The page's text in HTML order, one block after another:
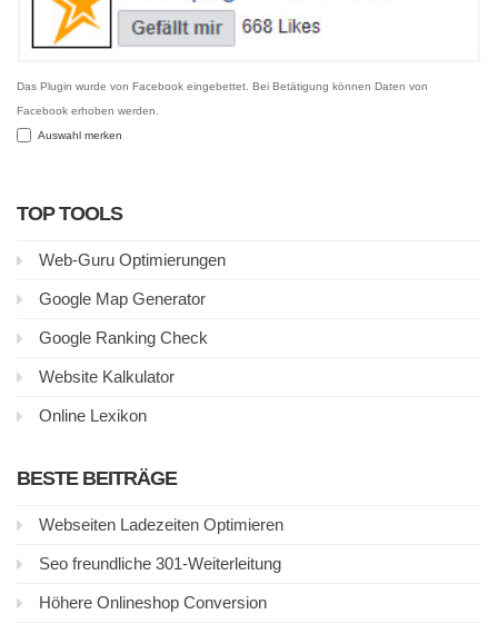
Das Plugin wurde von Facebook eingebettet. Bei Betätigung können Daten von
Facebook erhoben werden.
Auswahl merken
TOP TOOLS
Web-Guru Optimierungen
Google Map Generator
Google Ranking Check
Website Kalkulator
Online Lexikon
BESTE BEITRÄGE
Webseiten Ladezeiten Optimieren
Seo freundliche 301-Weiterleitung
Höhere Onlineshop Conversion